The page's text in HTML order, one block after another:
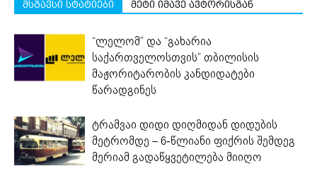
მსგავსი სტატიები მეტი იმავე ავტორისგან
“ლელომ” და “გახარია
საქართველოსთვის” თბილისის
მაჟორიტარობის კანდიდატები
წარადგინეს
ტრამვაი დიდი დიღმიდან დიდუბის
მეტრომდე – 6-წლიანი ფიქრის შემდეგ
მერიამ გადაწყვეტილება მიიღო